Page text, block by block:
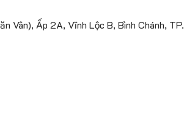
Vân), Ấp 2A, Vĩnh Lộc B, Bình Chánh,